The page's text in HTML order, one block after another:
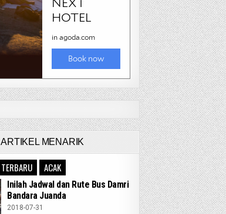
ARTIKEL MENARIK
TERBARU ACAK
Inilah Jadwal dan Rute Bus Damri
Bandara Juanda
2018-07-31